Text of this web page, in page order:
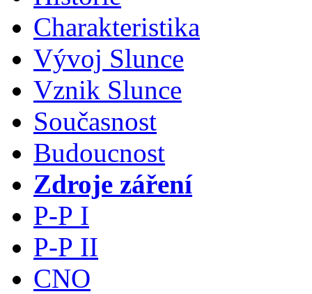
Charakteristika
Vývoj Slunce
Vznik Slunce
Současnost
Budoucnost
Zdroje záření
P-P I
P-P II
CNO